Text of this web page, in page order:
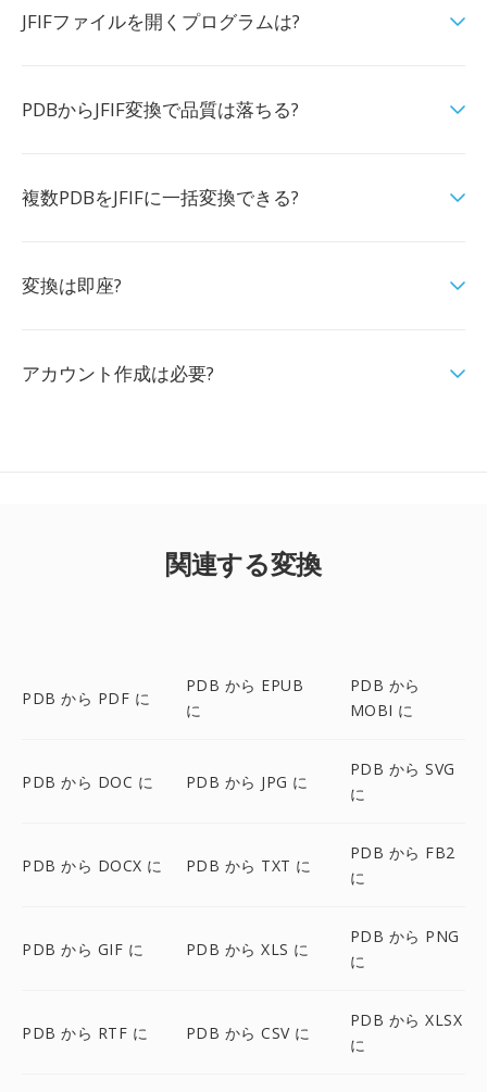
JFIFファイルを開くプログラムは?
PDBからJFIF変換で品質は落ちる?
複数PDBをJFIFに一括変換できる?
変換は即座?
アカウント作成は必要?
関連する変換
PDB から PDF に
PDB から EPUB
に
PDB から
MOBI に
PDB から DOC に PDB から JPG に
PDB から SVG
に
PDB から DOCX に PDB から TXT に
PDB から FB2
に
PDB から GIF に PDB から XLS に
PDB から PNG
に
PDB から RTF に PDB から CSV に
PDB から XLSX
に